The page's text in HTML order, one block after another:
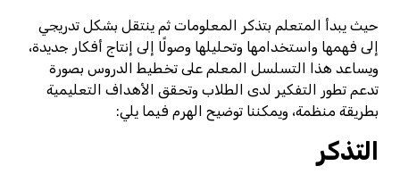
حيث يبدأ المتعلم بتذكر المعلومات ثم ينتقل بشكل تدريجي
إلى فهمها واستخدامها وتحليلها وصولًا إلى إنتاج أفكار جديدة،
ويساعد هذا التسلسل المعلم على تخطيط الدروس بصورة
تدعم تطور التفكير لدى الطلاب وتحقق الأهداف التعليمية
بطريقة منظمة، ويمكننا توضيح الهرم فيما يلي:
التذكر